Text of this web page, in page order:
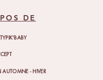
DE
AUTOMNE - HIVER